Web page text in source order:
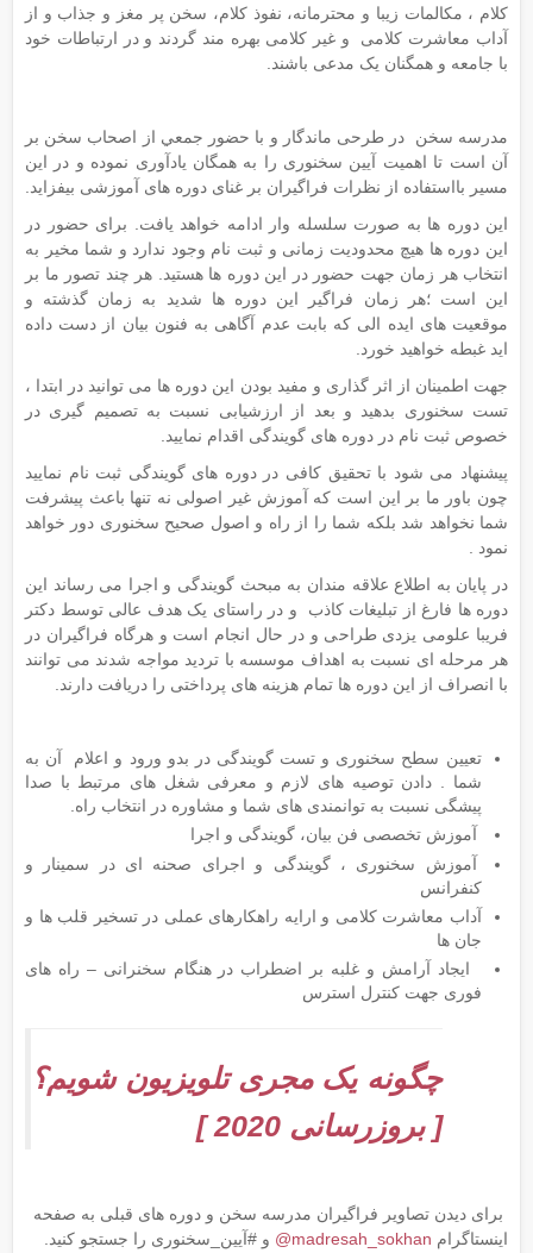
کلام ، مکالمات زیبا و محترمانه، نفوذ کلام، سخن پر مغز و جذاب و از
آداب معاشرت کلامی و غیر کلامی بهره مند گردند و در ارتباطات خود
با جامعه و همگنان یک مدعی باشند.
مدرسه سخن در طرحی ماندگار و با حضور جمعي از اصحاب سخن بر
آن است تا اهمیت آیین سخنوری را به همگان یادآوری نموده و در این
مسیر بااستفاده از نظرات فراگیران بر غنای دوره های آموزشی بیفزاید.
این دوره ها به صورت سلسله وار ادامه خواهد یافت. برای حضور در
این دوره ها هیچ محدودیت زمانی و ثبت نام وجود ندارد و شما مخیر به
انتخاب هر زمان جهت حضور در این دوره ها هستید. هر چند تصور ما بر
این است ؛هر زمان فراگیر این دوره ها شدید به زمان گذشته و
موقعیت های ایده الی که بابت عدم آگاهی به فنون بیان از دست داده
اید غبطه خواهید خورد.
جهت اطمینان از اثر گذاری و مفید بودن این دوره ها می توانید در ابتدا ،
تست سخنوری بدهید و بعد از ارزشیابی نسبت به تصمیم گیری در
خصوص ثبت نام در دوره های گویندگی اقدام نمایید.
پیشنهاد می شود با تحقیق کافی در دوره های گویندگی ثبت نام نمایید
چون باور ما بر این است که آموزش غیر اصولی نه تنها باعث پیشرفت
شما نخواهد شد بلکه شما را از راه و اصول صحیح سخنوری دور خواهد
نمود .
در پایان به اطلاع علاقه مندان به مبحث گویندگی و اجرا می رساند این
دوره ها فارغ از تبلیغات کاذب و در راستای یک هدف عالی توسط دکتر
فریبا علومی یزدی طراحی و در حال انجام است و هرگاه فراگیران در
هر مرحله ای نسبت به اهداف موسسه با تردید مواجه شدند می توانند
با انصراف از این دوره ها تمام هزینه های پرداختی را دریافت دارند.
تعیین سطح سخنوری و تست گویندگی در بدو ورود و اعلام آن به
شما . دادن توصیه های لازم و معرفی شغل های مرتبط با صدا
پیشگی نسبت به توانمندی های شما و مشاوره در انتخاب راه.
آموزش تخصصی فن بیان، گویندگی و اجرا
آموزش سخنوری ، گویندگی و اجرای صحنه ای در سمینار و
کنفرانس
آداب معاشرت کلامی و ارایه راهکارهای عملی در تسخیر قلب ها و
جان ها
ایجاد آرامش و غلبه بر اضطراب در هنگام سخنرانی – راه های
فوری جهت کنترل استرس
چگونه یک مجری تلویزیون شویم؟
[ بروزرسانی 2020 ]
برای دیدن تصاویر فراگیران مدرسه سخن و دوره های قبلی به صفحه
اینستاگرام madresah_sokhan@ و #آیین_سخنوری را جستجو کنید.